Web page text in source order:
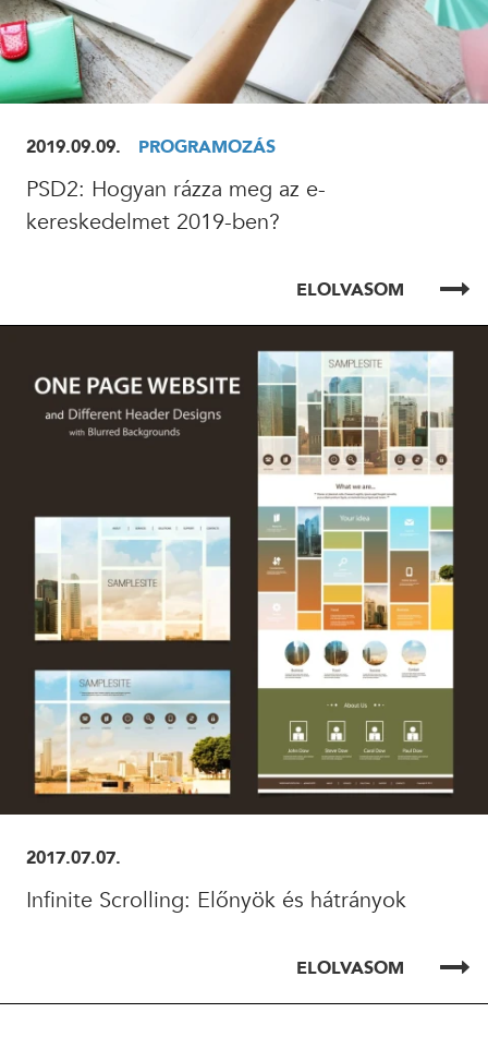
2019.09.09. PROGRAMOZÁS
PSD2: Hogyan rázza meg az e-
kereskedelmet 2019-ben?
ELOLVASOM
ELOLVASOM
2017.07.07.
Infinite Scrolling: Előnyök és hátrányok
ELOLVASOM